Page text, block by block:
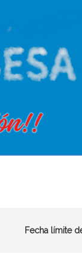
Fecha límite